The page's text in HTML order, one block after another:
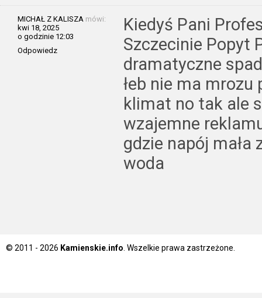
MICHAŁ Z KALISZA mówi:
kwi 18, 2025
o godzinie 12:03
Odpowiedz
Kiedyś Pani
Szczecinie Popyt
dramatyczne
łeb nie ma
klimat no tak ale
wzajemne
gdzie napój
woda
© 2011 - 2026 Kamienskie.info . Wszelkie prawa zastrzeżone.